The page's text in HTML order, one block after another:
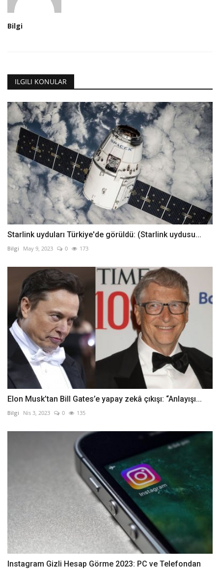
Bilgi
ILGILI KONULAR
Starlink uyduları Türkiye'de görüldü: (Starlink uydusu...
Bilgi May 9, 2023 0 173
Elon Musk’tan Bill Gates’e yapay zekâ çıkışı: “Anlayışı...
Bilgi Nis 3, 2023 0 135
Instagram Gizli Hesap Görme 2023: PC ve Telefondan